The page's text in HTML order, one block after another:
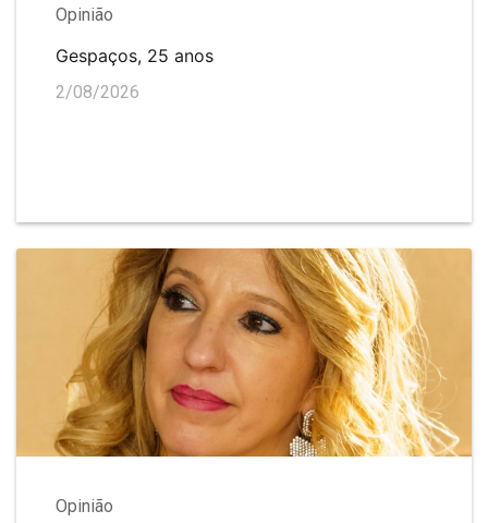
Opinião
Gespaços, 25 anos
2/08/2026
Opinião